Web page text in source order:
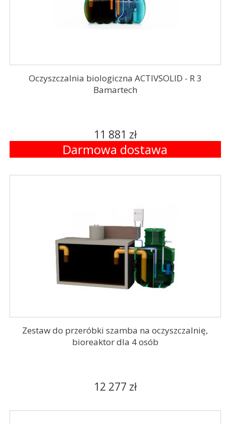
Oczyszczalnia biologiczna ACTIVSOLID - R 3
Bamartech
11 881 zł
Darmowa dostawa
Zestaw do przeróbki szamba na oczyszczalnię,
bioreaktor dla 4 osób
12 277 zł